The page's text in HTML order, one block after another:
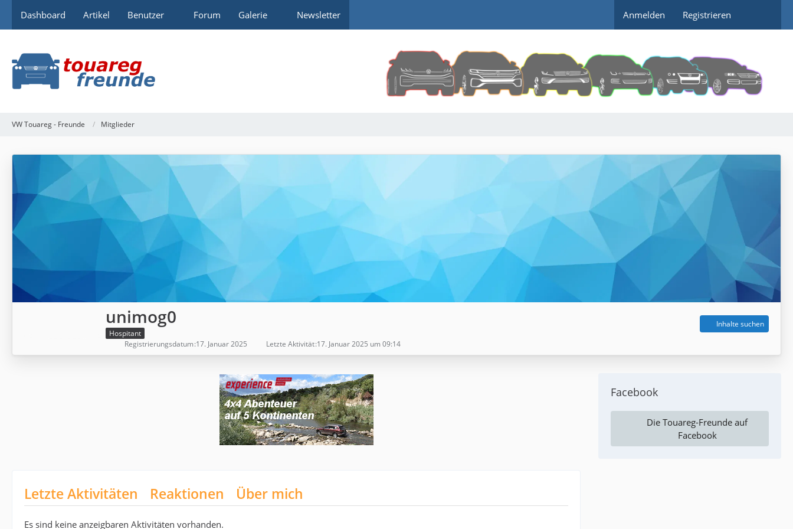
Dashboard Artikel Benutzer Forum Galerie Newsletter Anmelden Registrieren
VW Touareg - Freunde Mitglieder
unimog0
Hospitant
Inhalte suchen
Registrierungsdatum 17. Januar 2025 Letzte Aktivität 17. Januar 2025 um 09:14
Letzte Aktivitäten Reaktionen Über mich
Es sind keine anzeigbaren Aktivitäten vorhanden.
Facebook
Die Touareg-Freunde auf
Facebook